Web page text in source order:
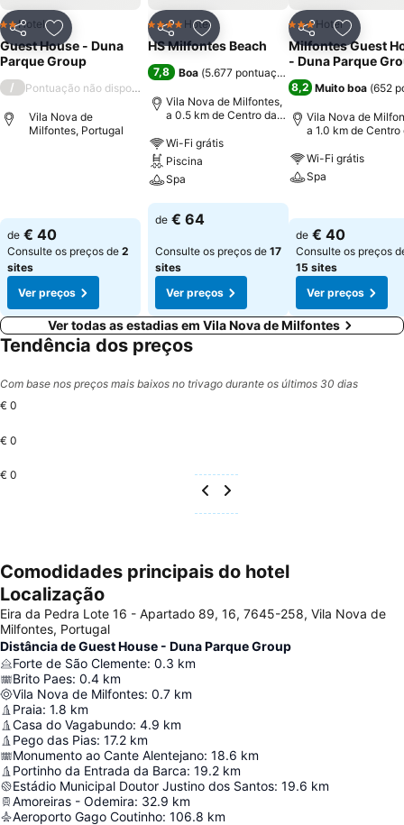
PartilharAdicionar aos favoritos
2 Estrelas
Hotel
Guest House - Duna
Parque Group
/ Pontuação não disponível
Vila Nova de
Milfontes, Portugal
de € 40
Consulte os preços de 2
sites
Ver preços
PartilharAdicionar aos favoritos
4 EstrelasHotel
HS Milfontes Beach
7,8 Boa (5.677 pontuações
Vila Nova de Milfontes,
a 0.5 km de Centro da
Wi-Fi grátis
Piscina
Spa
Ver preços
de € 64
Consulte os preços de 17
sites
Ver preços
Partilhar
3 Estrelas
Hotel
Milfontes Guest
- Duna Parque
8,2 Muito boa (652
Vila Nova de
a 1.0 km de Centro
Wi-Fi grátis
Spa
Ver preços
de € 40
Consulte os preços
15 sites
Ver preços
Ver todas as estadias em Vila Nova de Milfontes
Tendência dos preços
Com base nos preços mais baixos no trivago durante os últimos 30 dias
€ 0
€ 0
€ 0
Comodidades principais do hotel
Localização
Eira da Pedra Lote 16 - Apartado 89, 16, 7645-258, Vila Nova de
Milfontes, Portugal
Distância de Guest House - Duna Parque Group
Forte de São Clemente: 0.3 km
Brito Paes: 0.4 km
Vila Nova de Milfontes: 0.7 km
Praia: 1.8 km
Casa do Vagabundo: 4.9 km
Pego das Pias: 17.2 km
Monumento ao Cante Alentejano: 18.6 km
Portinho da Entrada da Barca: 19.2 km
Estádio Municipal Doutor Justino dos Santos: 19.6 km
Amoreiras - Odemira: 32.9 km
Aeroporto Gago Coutinho: 106.8 km